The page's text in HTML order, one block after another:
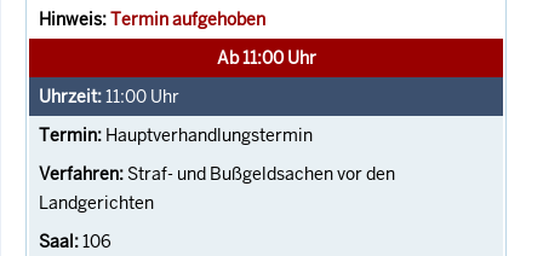
Termin aufgehoben
Ab 11:00 Uhr
11:00 Uhr
Hauptverhandlungstermin
Straf- und Bußgeldsachen vor den
Landgerichten
106